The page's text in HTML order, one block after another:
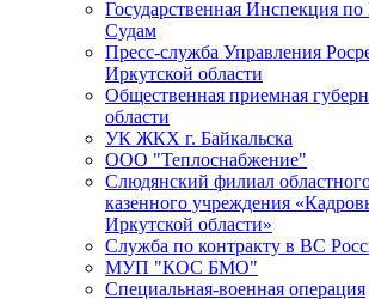
Государственная Инспекция
Судам
Пресс-служба Управления
Иркутской области
Общественная приемная
области
УК ЖКХ г. Байкальска
ООО "Теплоснабжение"
Слюдянский филиал
казенного учреждения
Иркутской области»
Служба по контракту в ВС
МУП "КОС БМО"
Специальная-военная операция